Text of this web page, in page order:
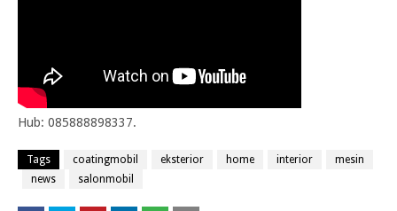
Hub: 085888898337.
Tags coatingmobil eksterior home interior
mesin
news
salonmobil